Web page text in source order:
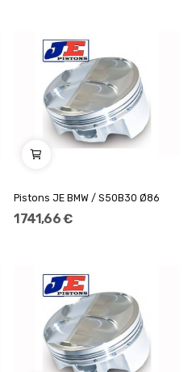
Pistons JE BMW / S50B30 Ø86
1 741,66 €